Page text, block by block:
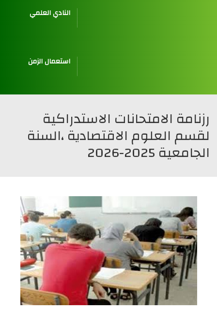
النادي العلمي
استعمال الزمن
رزنامة الامتحانات الاستدراكية
لقسم العلوم الاقتصادية ،السنة
الجامعية 2025-2026